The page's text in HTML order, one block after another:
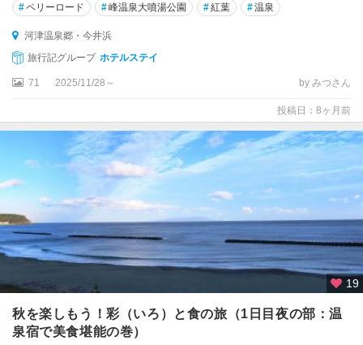
#ペリーロード #峰温泉大噴湯公園 #紅葉 #温泉
河津温泉郷・今井浜
旅行記グループ ホテルステイ
71 2025/11/28～ by みつさん
投稿日：8ヶ月前
19
秋を楽しもう！彩（いろ）と食の旅（1日目夜の部：温
泉宿で美食堪能の巻）